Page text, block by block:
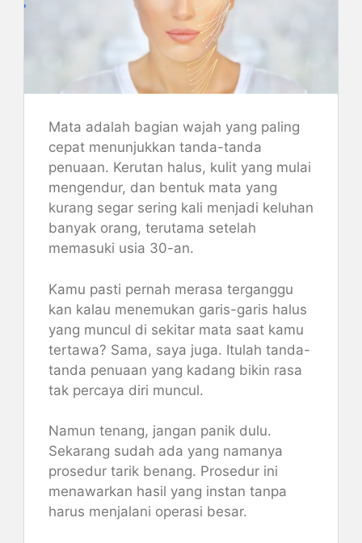
Mata adalah bagian wajah yang paling
cepat menunjukkan tanda-tanda
penuaan. Kerutan halus, kulit yang mulai
mengendur, dan bentuk mata yang
kurang segar sering kali menjadi keluhan
banyak orang, terutama setelah
memasuki usia 30-an.
Kamu pasti pernah merasa terganggu
kan kalau menemukan garis-garis halus
yang muncul di sekitar mata saat kamu
tertawa? Sama, saya juga. Itulah tanda-
tanda penuaan yang kadang bikin rasa
tak percaya diri muncul.
Namun tenang, jangan panik dulu.
Sekarang sudah ada yang namanya
prosedur tarik benang. Prosedur ini
menawarkan hasil yang instan tanpa
harus menjalani operasi besar.